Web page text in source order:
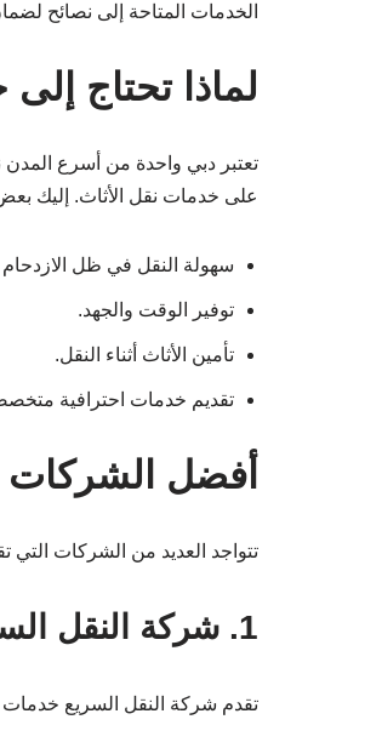
الخدمات المتاحة إلى نصائح
لماذا تحتاج
تعتبر دبي واحدة من أسرع المدن
على خدمات نقل الأثاث. إليك
سهولة النقل في ظل
توفير الوقت والجهد.
تأمين الأثاث أثناء النقل.
تقديم خدمات احترافية
أفضل
تتواجد العديد من الشركات
1. شركة النقل السريع
تقدم شركة النقل السريع خدمات